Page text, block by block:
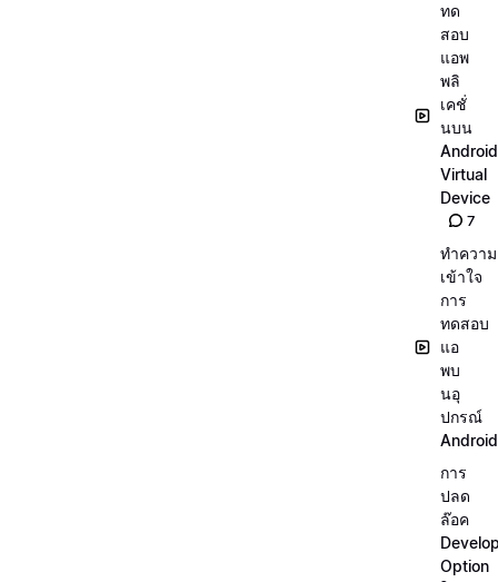
ทด
สอบ
แอพ
พลิ
เคชั่
นบน
Android
Virtual
Device
7
ทำความ
เข้าใจ
การ
ทดสอบ
แอ
พบ
นอุ
ปกรณ์
Android
การ
ปลด
ล๊อค
Option